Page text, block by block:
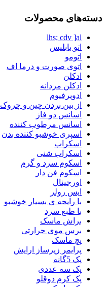
دسته‌های محصولات
lhs; cdv ]al
اتو بابلیس
اتومو
اتوی صورت و درما اف
ادکلن
ادکلن مردانه
ادوپرفیوم
از بین بردن چین و چروک
اسانس دو فاز
اسانس مرطوب کننده
اسپری خوشبو کننده بدن
اسکراب
اسکراب شنی
اسکوم سرد و گرم
اسکوم فن دار
اورجینال
ایس رولر
با رایحه ی بسیار خوشبو
با طبع سرد
براش ماسک
برس موی حرارتی
پچ ماسک
پرایمر زیرساز ارایش
پک 5گانه
پک سه عددی
پک کرم دوقلو